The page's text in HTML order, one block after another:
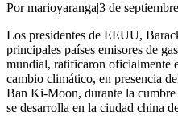
Por marioyaranga|3 de
Los presidentes de EEUU,
principales países emisores de
mundial, ratificaron oficialmente
cambio climático, en presencia
Ban Ki-Moon, durante la
se desarrolla en la ciudad china